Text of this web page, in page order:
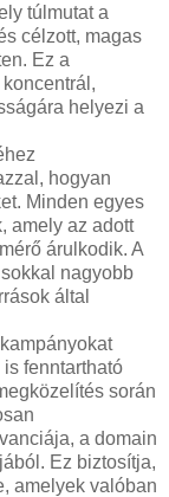
túlmutat a
célzott, magas
Ez a
helyezi a
hogyan
Minden egyes
amely az adott
árulkodik. A
nagyobb
által
fenntartható
során
a domain
Ez biztosítja,
amelyek valóban